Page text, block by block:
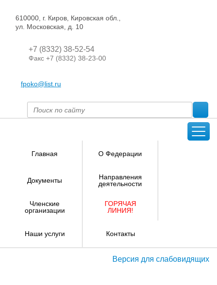
610000, г. Киров, Кировская обл.,
ул. Московская, д. 10
+7 (8332) 38-52-54
Факс +7 (8332) 38-23-00
fpoko@list.ru
Главная О Федерации
Документы
Направления
деятельности
Членские
организации
ГОРЯЧАЯ
ЛИНИЯ!
Наши услуги Контакты
Версия для слабовидящих